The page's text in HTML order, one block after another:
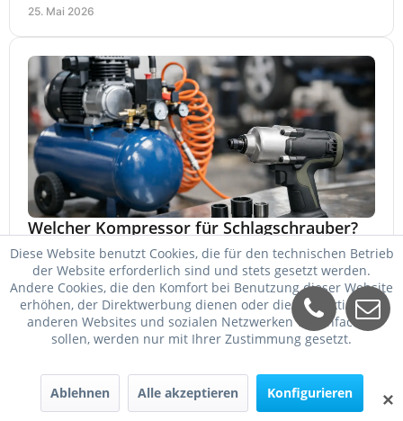
25. Mai 2026
Welcher Kompressor für Schlagschrauber?
Welcher Kompressor für Schlagschrauber passt? So
wählen Sie Kessel, Luftmenge, Druck und Motorleistung
passend für Werkstatt, Reifenwechsel.
23. Mai 2026
✕
Diese Website benutzt Cookies, die für den technischen Betrieb
der Website erforderlich sind und stets gesetzt werden.
Andere Cookies, die den Komfort bei Benutzung dieser Website
erhöhen, der Direktwerbung dienen oder die Interaktion mit
anderen Websites und sozialen Netzwerken vereinfachen
sollen, werden nur mit Ihrer Zustimmung gesetzt.
Ablehnen Alle akzeptieren Konfigurieren